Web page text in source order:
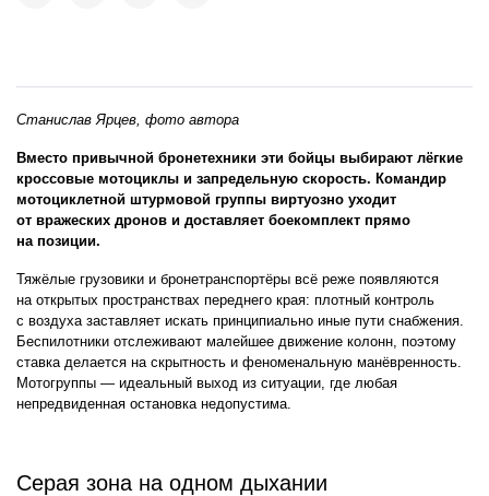
Станислав Ярцев, фото автора
Вместо привычной бронетехники эти бойцы выбирают лёгкие
кроссовые мотоциклы и запредельную скорость. Командир
мотоциклетной штурмовой группы виртуозно уходит
от вражеских дронов и доставляет боекомплект прямо
на позиции.
Тяжёлые грузовики и бронетранспортёры всё реже появляются
на открытых пространствах переднего края: плотный контроль
с воздуха заставляет искать принципиально иные пути снабжения.
Беспилотники отслеживают малейшее движение колонн, поэтому
ставка делается на скрытность и феноменальную манёвренность.
Мотогруппы — идеальный выход из ситуации, где любая
непредвиденная остановка недопустима.
Серая зона на одном дыхании